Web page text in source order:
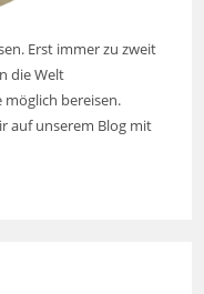
Erst immer zu zweit
die Welt
bereisen.
auf unserem Blog mit